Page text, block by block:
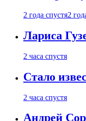
2 года спустя2
Лариса
2 часа спустя
Стало
2 часа спустя
Андрей